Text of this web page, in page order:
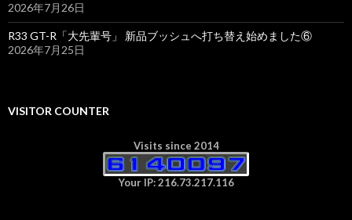
2026年7月26日
R33 GT-R「大先輩号」 新品ブッシュへ打ち替え始めました⑥
2026年7月25日
VISITOR COUNTER
Visits since 2014
Your IP: 216.73.217.116